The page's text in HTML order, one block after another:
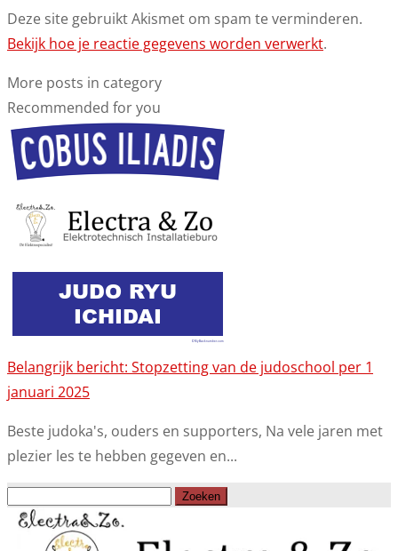
Deze site gebruikt Akismet om spam te verminderen.
Bekijk hoe je reactie gegevens worden verwerkt.
More posts in category
Recommended for you
Belangrijk bericht: Stopzetting van de judoschool per 1
januari 2025
Beste judoka's, ouders en supporters, Na vele jaren met
plezier les te hebben gegeven en...
Zoeken
naar: